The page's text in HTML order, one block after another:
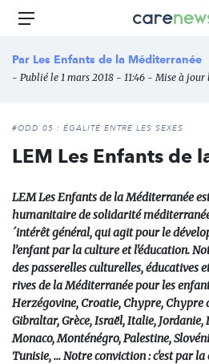
Aller
principal
Carenews,
média
des
l'engagement
Menu
Par Les Enfants de la Méditerranée
- Publié le 1 mars 2018 - 11:46 - Mise à
#ODD 05 : ÉGALITÉ ENTRE LES SEXES
LEM Les Enfants de
LEM Les Enfants de la Méditerranée
humanitaire de solidarité
´intérêt général, qui agit pour le
l’enfant par la culture et l'éducation.
des passerelles culturelles, éducatives
rives de la Méditerranée pour les
Herzégovine, Croatie, Chypre, Chypre
Gibraltar, Grèce, Israël, Italie,
Monaco, Monténégro, Palestine,
Tunisie, ... Notre conviction : c'est par